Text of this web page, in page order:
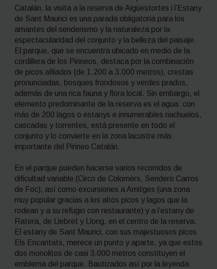
Catalán, la visita a la reserva de Aigüestortes i l’Estany
de Sant Maurici es una parada obligatoria para los
amantes del senderismo y la naturaleza por la
espectacularidad del conjunto y la belleza del paisaje.
El parque, que se encuentra ubicado en medio de la
cordillera de los Pirineos, destaca por la combinación
de picos afilados (de 1.200 a 3.000 metros), crestas
pronunciadas, bosques frondosos y verdes prados,
además de una rica fauna y flora local. Sin embargo, el
elemento predominante de la reserva es el agua: con
más de 200 lagos o estanys e innumerables riachuelos,
cascadas y torrentes, está presente en todo el
conjunto y lo convierte en la zona lacustre más
importante del Pirineo Catalán.
En el parque pueden hacerse varios recorridos de
dificultad variable (Circo de Colomèrs, Sendero Carros
de Foc), así como excursiones a Amitges (una zona
muy popular gracias a los altos picos y lagos que la
rodean y a su refugio con restaurante) y a l’estany de
Ratera, de Llebret y Llong, en el centro de la reserva.
El estany de Sant Maurici, con sus majestuosos picos
Els Encantats, merece un punto y aparte, ya que estos
dos monolitos de casi 3.000 metros constituyen el
emblema del parque. Bautizados así por la leyenda